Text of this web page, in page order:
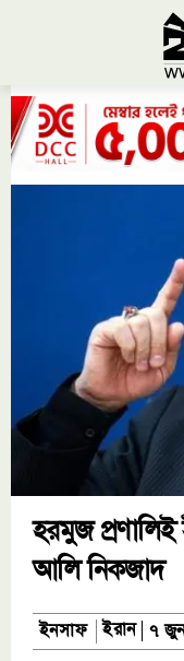
হরমুজ
আলি নিকজাদ
ইনসাফ ইরান ৭